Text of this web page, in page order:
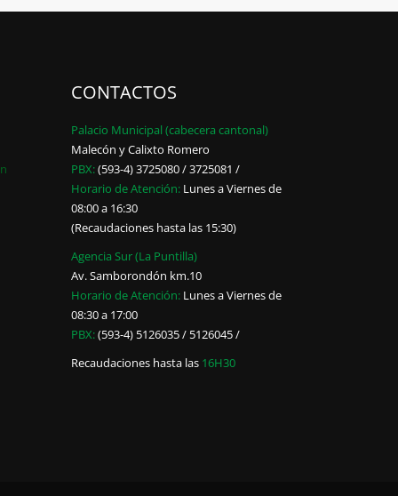
CONTACTOS
Palacio Municipal (cabecera cantonal)
Malecón y Calixto Romero
PBX:(593-4) 3725080 / 3725081 /
Horario de Atención:Lunes a Viernes de
08:00 a 16:30
(Recaudaciones hasta las 15:30)
Agencia Sur (La Puntilla)
Av. Samborondón km.10
Horario de Atención:Lunes a Viernes de
08:30 a 17:00
PBX:(593-4) 5126035 / 5126045 /
Recaudaciones hasta las 16H30